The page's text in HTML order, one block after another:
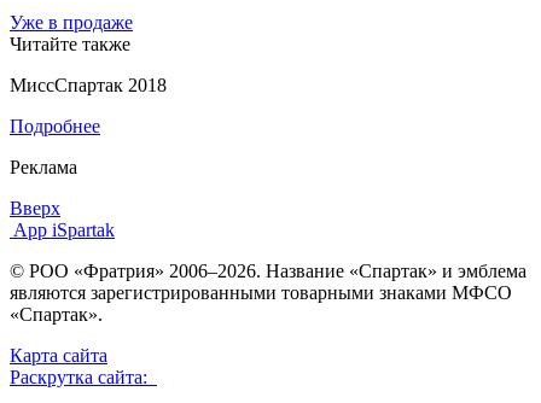
Уже в продаже
Читайте также
МиссСпартак 2018
Подробнее
Реклама
Вверх
App iSpartak
© РОО «Фратрия» 2006–2026. Название «Спартак» и эмблема
являются зарегистрированными товарными знаками МФСО
«Спартак».
Карта сайта
Раскрутка сайта: